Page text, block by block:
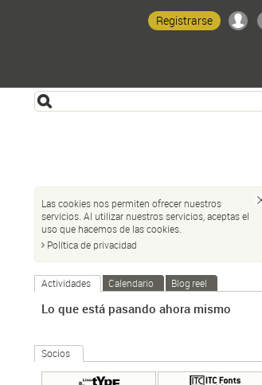
Registrarse
Las cookies nos permiten ofrecer nuestros
servicios. Al utilizar nuestros servicios, aceptas el
uso que hacemos de las cookies.
Política de privacidad
Actividades Calendario Blog reel
Lo que está pasando ahora mismo
Socios